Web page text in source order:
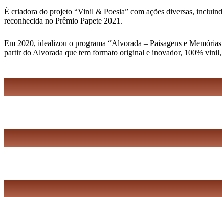
É criadora do projeto “Vinil & Poesia” com ações diversas,
reconhecida no Prêmio Papete 2021.
Em 2020, idealizou o programa “Alvorada – Paisagens e
partir do Alvorada que tem formato original e inovador, 100%